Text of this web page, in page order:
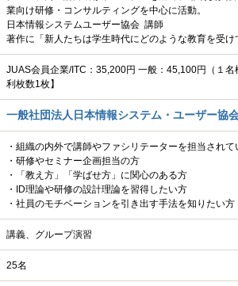
業向け研修・コンサルティングを中心に活動。
日本情報システムユーザー協会 講師
著作に「新人たちは学生時代にどのような教育を受
JUAS会員企業/ITC：35,200円 一般：45,100円（１
利枚数1枚】
一般社団法人日本情報システム・ユーザー協
・組織の内外で講師やファシリテーターを担当されて
・研修やセミナー企画担当の方
・「教え方」「学ばせ方」に関心のある方
・ID理論や研修の設計理論を習得したい方
・社員のモチベーションを引き出す手法を知りたい方
講義、グループ演習
25名